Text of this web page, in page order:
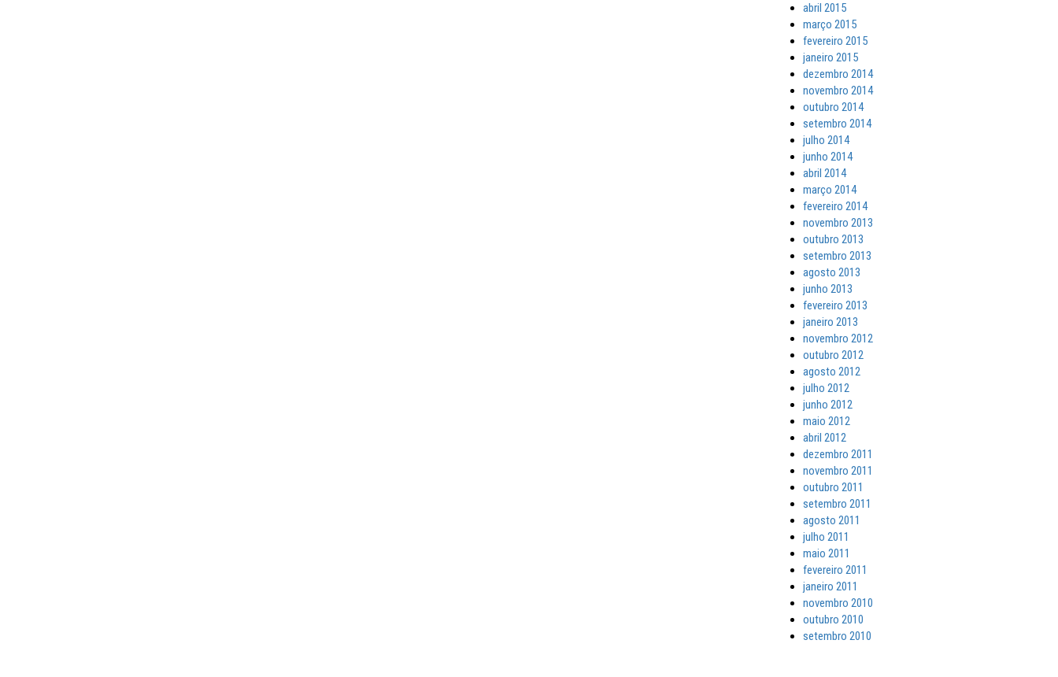
abril 2015
março 2015
fevereiro 2015
janeiro 2015
dezembro 2014
novembro 2014
outubro 2014
setembro 2014
julho 2014
junho 2014
abril 2014
março 2014
fevereiro 2014
novembro 2013
outubro 2013
setembro 2013
agosto 2013
junho 2013
fevereiro 2013
janeiro 2013
novembro 2012
outubro 2012
agosto 2012
julho 2012
junho 2012
maio 2012
abril 2012
dezembro 2011
novembro 2011
outubro 2011
setembro 2011
agosto 2011
julho 2011
maio 2011
fevereiro 2011
janeiro 2011
novembro 2010
outubro 2010
setembro 2010